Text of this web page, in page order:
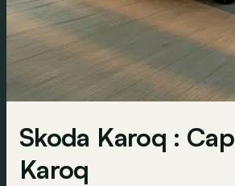
Skoda Karoq :
Karoq